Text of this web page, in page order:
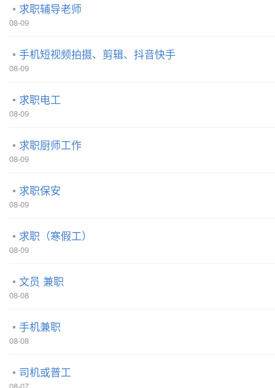
求职辅导老师
08-09
手机短视频拍摄、剪辑、抖音快手
08-09
求职电工
08-09
求职厨师工作
08-09
求职保安
08-09
求职（寒假工）
08-09
文员 兼职
08-08
手机兼职
08-08
司机或普工